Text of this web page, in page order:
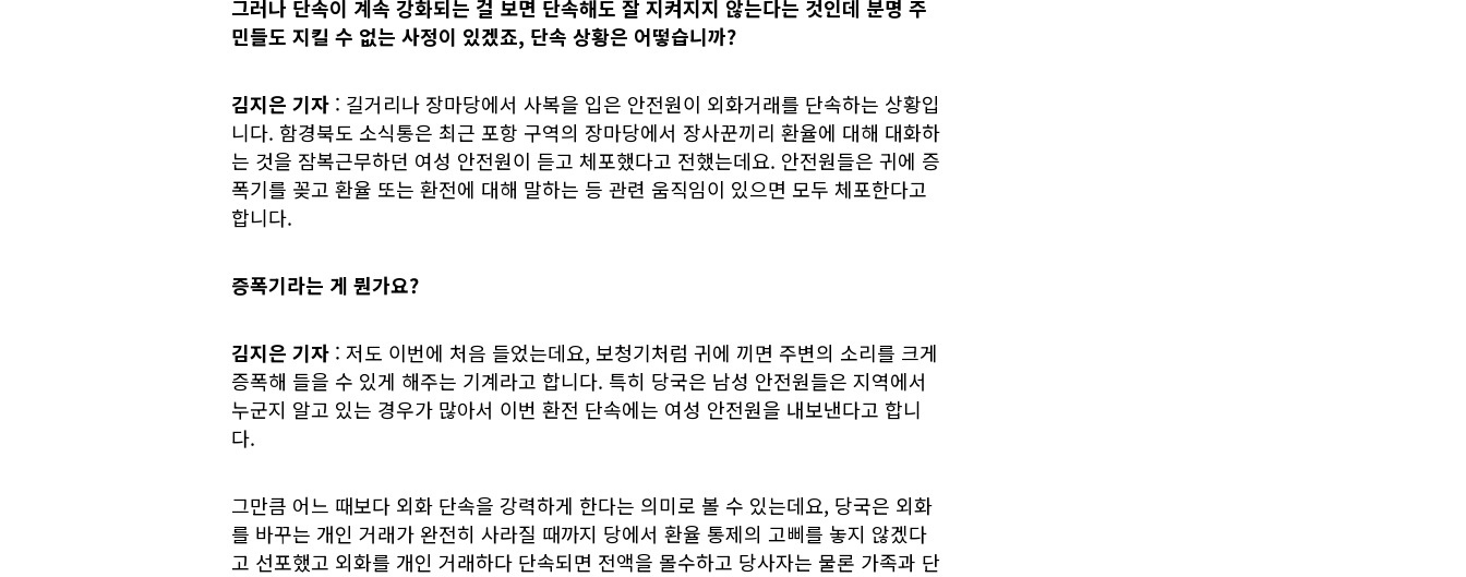
그러나 단속이 계속 강화되는 걸 보면 단속해도 잘 지켜지지 않는다는 것인데 분명 주
민들도 지킬 수 없는 사정이 있겠죠, 단속 상황은 어떻습니까?
김지은 기자 : 길거리나 장마당에서 사복을 입은 안전원이 외화거래를 단속하는 상황입
니다. 함경북도 소식통은 최근 포항 구역의 장마당에서 장사꾼끼리 환율에 대해 대화하
는 것을 잠복근무하던 여성 안전원이 듣고 체포했다고 전했는데요. 안전원들은 귀에 증
폭기를 꽂고 환율 또는 환전에 대해 말하는 등 관련 움직임이 있으면 모두 체포한다고
합니다.
증폭기라는 게 뭔가요?
김지은 기자 : 저도 이번에 처음 들었는데요, 보청기처럼 귀에 끼면 주변의 소리를 크게
증폭해 들을 수 있게 해주는 기계라고 합니다. 특히 당국은 남성 안전원들은 지역에서
누군지 알고 있는 경우가 많아서 이번 환전 단속에는 여성 안전원을 내보낸다고 합니
다.
그만큼 어느 때보다 외화 단속을 강력하게 한다는 의미로 볼 수 있는데요, 당국은 외화
를 바꾸는 개인 거래가 완전히 사라질 때까지 당에서 환율 통제의 고삐를 놓지 않겠다
고 선포했고 외화를 개인 거래하다 단속되면 전액을 몰수하고 당사자는 물론 가족과 단